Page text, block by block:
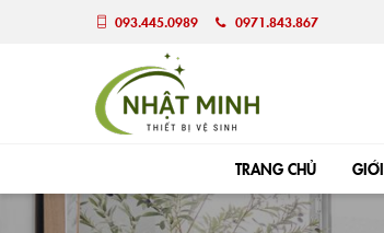
093.445.0989 0971.843.867
TRANG CHỦ